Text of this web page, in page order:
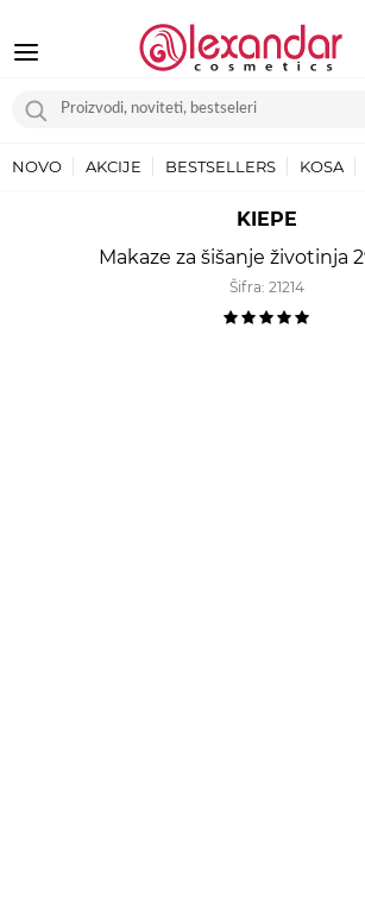
NOVO AKCIJE BESTSELLERS KOSA
KIEPE
Makaze za šišanje životinja
Šifra: 21214